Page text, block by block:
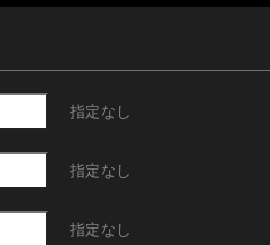
指定なし
指定なし
指定なし